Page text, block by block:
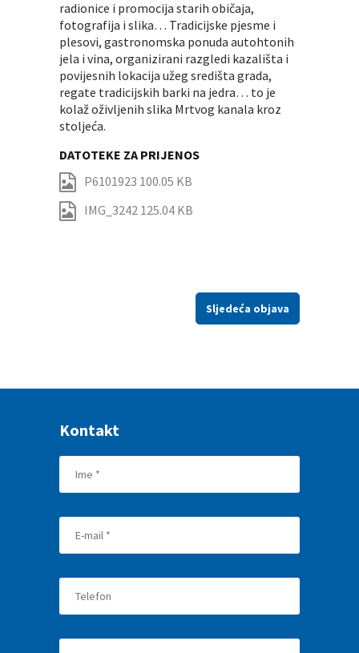
radionice i promocija starih običaja,
fotografija i slika… Tradicijske pjesme i
plesovi, gastronomska ponuda autohtonih
jela i vina, organizirani razgledi kazališta i
povijesnih lokacija užeg središta grada,
regate tradicijskih barki na jedra… to je
kolaž oživljenih slika Mrtvog kanala kroz
stoljeća.
DATOTEKE ZA PRIJENOS
P6101923 100.05 KB
IMG_3242 125.04 KB
Sljedeća objava
Kontakt